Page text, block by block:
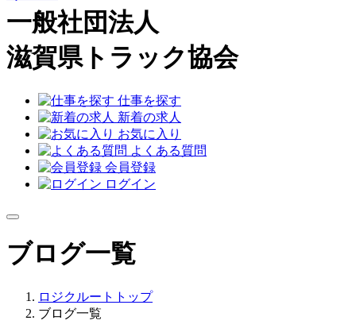
一般社団法人
滋賀県トラック協会
仕事を探す
新着の求人
お気に入り
よくある質問
会員登録
ログイン
ブログ一覧
ロジクルートトップ
ブログ一覧